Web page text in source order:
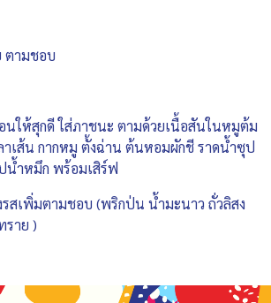
ตามชอบ
นให้สุกดี ใส่ภาชนะ ตามด้วยเนื้อสันในหมูต้ม
เส้น กากหมู ตั้งฉ่าน ต้นหอมผักชี ราดน้ำซุป
น้ำหมึก พร้อมเสิร์ฟ
สเพิ่มตามชอบ (พริกป่น น้ำมะนาว ถั่วลิสง
าย )